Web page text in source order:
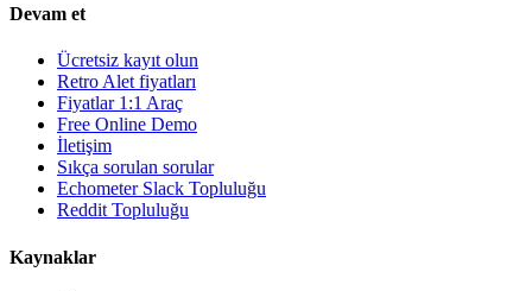
Devam et
Ücretsiz kayıt olun
Retro Alet fiyatları
Fiyatlar 1:1 Araç
Free Online Demo
İletişim
Sıkça sorulan sorular
Echometer Slack Topluluğu
Reddit Topluluğu
Kaynaklar